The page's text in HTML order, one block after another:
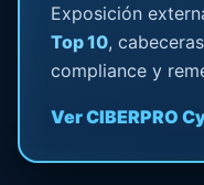
Exposición
Top 10,
compliance y
Ver CIBERPRO